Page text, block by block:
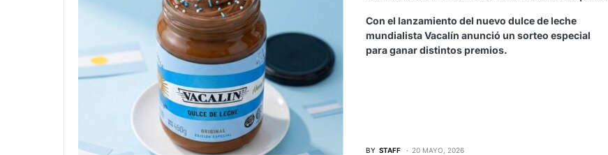
Con el lanzamiento del nuevo dulce de leche
mundialista Vacalín anunció un sorteo especial
para ganar distintos premios.
BY STAFF 20 MAYO, 2026